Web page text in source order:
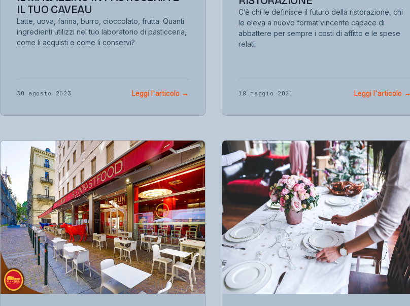
IL TUO CAVEAU
Latte, uova, farina, burro, cioccolato, frutta. Quanti
ingredienti utilizzi nel tuo laboratorio di pasticceria,
come li acquisti e come li conservi?
30 agosto 2023 Leggi l'articolo →
C’è chi le definisce il futuro della ristorazione, chi
le eleva a nuovo format vincente capace di
abbattere per sempre i costi di affitto e le spese
relati
18 maggio 2021 Leggi l'articolo →